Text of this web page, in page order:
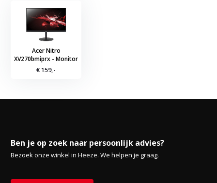
Acer Nitro
XV270bmiprx - Monitor
€ 159,-
Ben je op zoek naar persoonlijk advies?
Bezoek onze winkel in Heeze. We helpen je graag.